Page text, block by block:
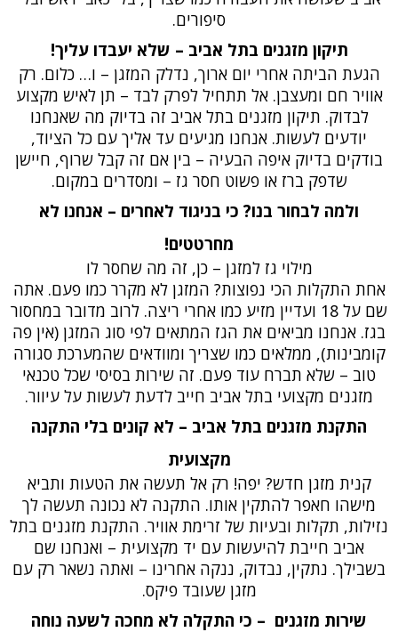
סיפורים.
תיקון מזגנים בתל אביב – שלא יעבדו עליך!
הגעת הביתה אחרי יום ארוך, נדלק המזגן – ו… כלום. רק
אוויר חם ומעצבן. אל תתחיל לפרק לבד – תן לאיש מקצוע
לבדוק. תיקון מזגנים בתל אביב זה בדיוק מה שאנחנו
יודעים לעשות. אנחנו מגיעים עד אליך עם כל הציוד,
בודקים בדיוק איפה הבעיה – בין אם זה קבל שרוף, חיישן
שדפק ברז או פשוט חסר גז – ומסדרים במקום.
ולמה לבחור בנו? כי בניגוד לאחרים – אנחנו לא
מחרטטים!
מילוי גז למזגן – כן, זה מה שחסר לו
אחת התקלות הכי נפוצות? המזגן לא מקרר כמו פעם. אתה
שם על 18 ועדיין מזיע כמו אחרי ריצה. לרוב מדובר במחסור
בגז. אנחנו מביאים את הגז המתאים לפי סוג המזגן (אין פה
קומבינות), ממלאים כמו שצריך ומוודאים שהמערכת סגורה
טוב – שלא תברח עוד פעם. זה שירות בסיסי שכל טכנאי
מזגנים מקצועי בתל אביב חייב לדעת לעשות על עיוור.
התקנת מזגנים בתל אביב – לא קונים בלי התקנה
מקצועית
קנית מזגן חדש? יפה! רק אל תעשה את הטעות ותביא
מישהו חאפר להתקין אותו. התקנה לא נכונה תעשה לך
נזילות, תקלות ובעיות של זרימת אוויר. התקנת מזגנים בתל
אביב חייבת להיעשות עם יד מקצועית – ואנחנו שם
בשבילך. נתקין, נבדוק, ננקה אחרינו – ואתה נשאר רק עם
מזגן שעובד פיקס.
שירות מזגנים – כי התקלה לא מחכה לשעה נוחה